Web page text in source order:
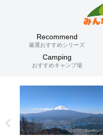
Recommend
厳選おすすめシリーズ
Camping
おすすめキャンプ場